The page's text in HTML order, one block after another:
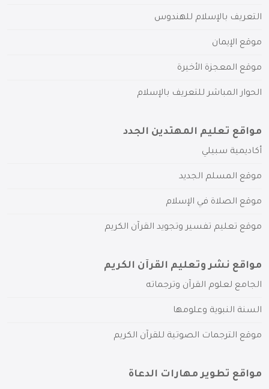
التعريف بالإسلام للهندوس
موقع الإيمان
موقع المعجزة الأخيرة
الحوار المباشر للتعريف بالإسلام
مواقع تعليم المهتدين الجدد
أكاديمية سبيلي
موقع المسلم الجديد
موقع الصلاة في الإسلام
موقع تعليم تفسير وتجويد القرآن الكريم
مواقع نشر وتعليم القرآن الكريم
الجامع لعلوم القرآن وترجماته
السنة النبوية وعلومها
موقع الترجمات الصوتية للقرآن الكريم
مواقع تطوير مهارات الدعاة